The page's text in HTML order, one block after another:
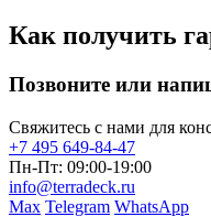
Как получить
Позвоните или
Свяжитесь с нами для
+7 495 649-84-47
Пн-Пт: 09:00-19:00
info@terradeck.ru
Max Telegram WhatsApp